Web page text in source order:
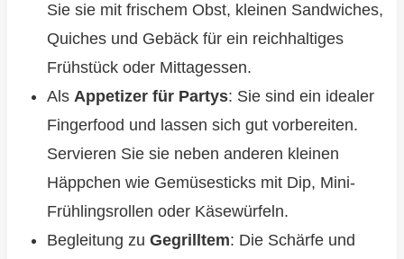
Sie sie mit frischem Obst, kleinen Sandwiches,
Quiches und Gebäck für ein reichhaltiges
Frühstück oder Mittagessen.
Als Appetizer für Partys: Sie sind ein idealer
Fingerfood und lassen sich gut vorbereiten.
Servieren Sie sie neben anderen kleinen
Häppchen wie Gemüsesticks mit Dip, Mini-
Frühlingsrollen oder Käsewürfeln.
Begleitung zu Gegrilltem: Die Schärfe und